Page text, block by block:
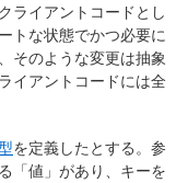
ライアントコードとし
トな状態でかつ必要に
そのような変更は抽象
イアントコードには全
を定義したとする。参
「値」があり、キーを